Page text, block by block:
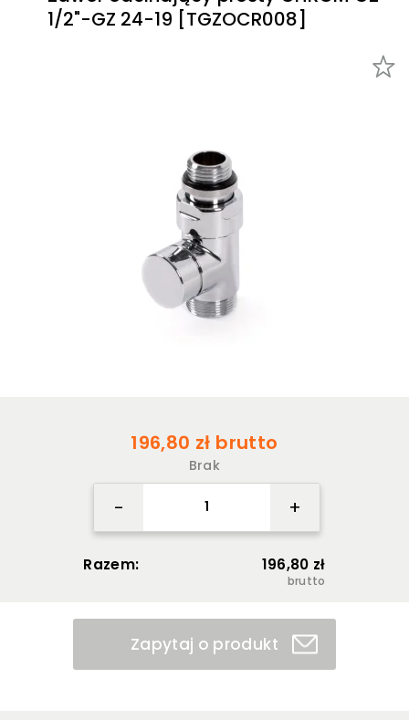
1/2"-GZ 24-19 [TGZOCR008]
196,80 zł brutto
Brak
- +
Razem: 196,80 zł
brutto
Zapytaj o produkt